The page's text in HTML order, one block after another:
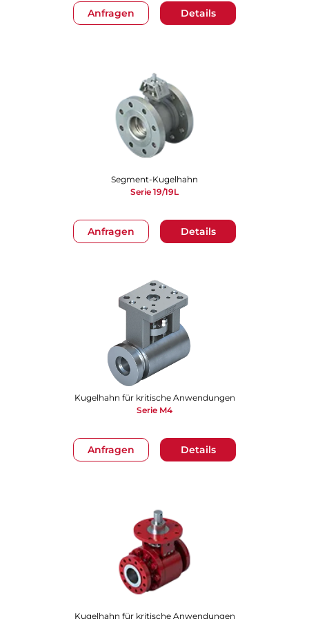
Anfragen Details
Anfragen Details
Segment-Kugelhahn
Serie 19/19L
Anfragen Details
Kugelhahn für kritische Anwendungen
Serie M4
Kugelhahn für kritische Anwendungen